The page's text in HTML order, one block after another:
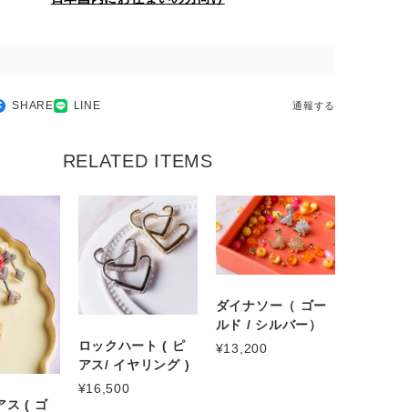
SHARE LINE 通報する
RELATED ITEMS
ス ( ゴ
ロックハート ( ピ
アス/ イヤリング )
¥16,500
ダイナソー（ ゴー
ルド / シルバー）
¥13,200